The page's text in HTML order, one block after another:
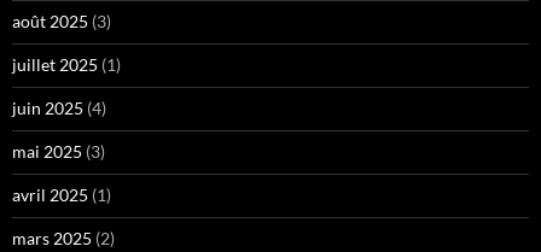
août 2025 (3)
juillet 2025 (1)
juin 2025 (4)
mai 2025 (3)
avril 2025 (1)
mars 2025 (2)